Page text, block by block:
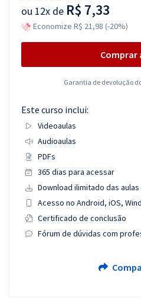
ou 12x de R$ 7,33
Economize R$ 21,98 (-20%)
Comprar
Garantia de devolução
Este curso inclui:
Videoaulas
Audioaulas
PDFs
365 dias para acessar
Download ilimitado das aulas
Acesso no Android, iOS,
Certificado de conclusão
Fórum de dúvidas com